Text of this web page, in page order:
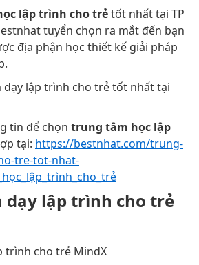
lập trình cho trẻtốt nhất tại TP
tuyển chọn ra mắt đến bạn
địa phận học thiết kế giải pháp
tin để chọn trung tâm học lập
tại: https://bestnhat.com/trung-
tre-tot-nhat-
dạy lập trình cho trẻ